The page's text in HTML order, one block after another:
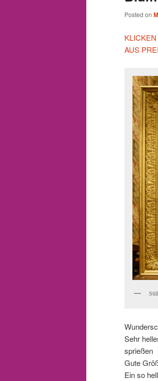
Posted on
AUS
Sehr
sprießen
Gute
Ein so